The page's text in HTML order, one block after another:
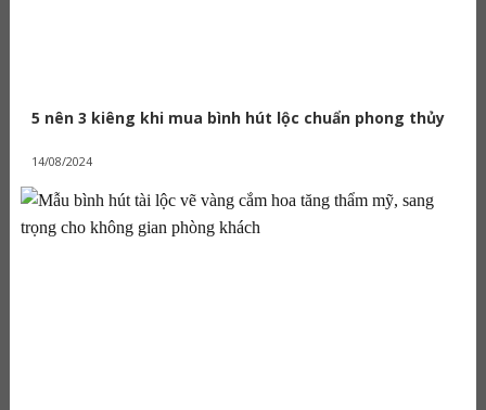
5 nên 3 kiêng khi mua bình hút lộc chuẩn phong thủy
14/08/2024